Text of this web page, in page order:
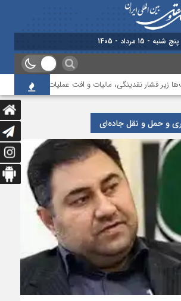
- 15 مرداد - 1405
فشار نقدینگی، مالیات و افت عملیات
و حمل و نقل جاده‌ای